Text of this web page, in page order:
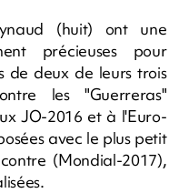
(huit) ont une
précieuses pour
de deux de leurs trois
les "Guerreras"
JO-2016 et à l'Euro-
avec le plus petit
(Mondial-2017),